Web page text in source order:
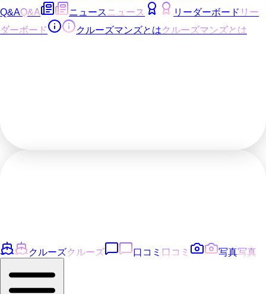
Q&AQ&A ニュース ニュース リーダーボード リー
ダーボード
クルーズマンズとはクルーズマンズとは
クルーズクルーズ 口コミ 口コミ 写真写真